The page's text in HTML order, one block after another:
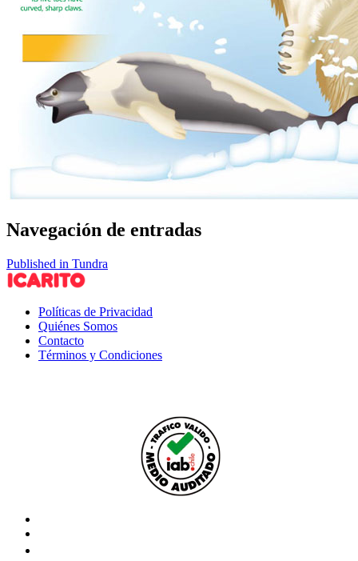
Navegación de entradas
Published in Tundra
Políticas de Privacidad
Quiénes Somos
Contacto
Términos y Condiciones